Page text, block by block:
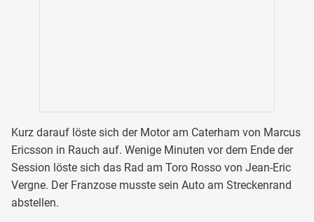
Kurz darauf löste sich der Motor am Caterham von Marcus
Ericsson in Rauch auf. Wenige Minuten vor dem Ende der
Session löste sich das Rad am Toro Rosso von Jean-Eric
Vergne. Der Franzose musste sein Auto am Streckenrand
abstellen.